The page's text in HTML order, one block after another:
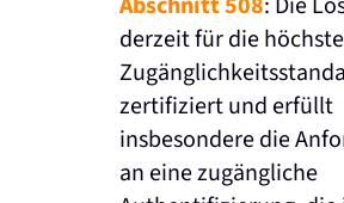
derzeit für die
zertifiziert und erfüllt
insbesondere die
an eine zugängliche